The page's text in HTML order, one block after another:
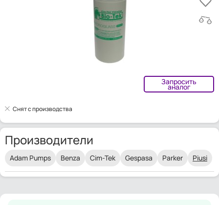
Запросить
аналог
Снят с производства
Производители
Adam Pumps Benza Cim-Tek Gespasa Parker Piusi